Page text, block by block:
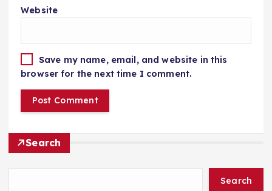
Website
Save my name, email, and website in this
browser for the next time I comment.
Search
Search